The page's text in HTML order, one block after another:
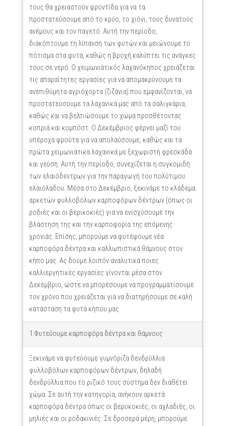
τους θα χρειαστούν φροντίδα για να τα
προστατεύσουμε από το κρύο, το χιόνι, τους δυνατούς
ανέμους και τον παγετό. Αυτή την περίοδο,
διακόπτουμε τη λίπανση των φυτών και μειώνουμε το
πότισμα στα φυτά, καθώς η βροχή καλύπτει τις ανάγκες
τους σε νερό. Ο χειμωνιάτικός λαχανόκηπος χρειάζεται
τις απαραίτητες εργασίες για να απομακρύνουμε τα
ανεπιθύμητα αγριόχορτα (ζιζάνια) που εμφανίζονται, να
προστατεύσουμε τα λαχανικά μας από τα σαλιγκάρια,
καθώς και να βελτιώσουμε το χώμα προσθέτοντας
κοπριά και κομπόστ. Ο Δεκέμβριος φέρνει μαζί του
υπέροχα φρούτα για να απολαύσουμε, καθώς και τα
πρώτα χειμωνιάτικα λαχανικά με ξεχωριστή φρεσκάδα
και γεύση. Αυτή την περίοδο, συνεχίζεται η συγκομιδή
των ελαιόδεντρων για την παραγωγή του πολύτιμου
ελαιόλαδου. Μέσα στο Δεκέμβριο, ξεκινάμε το κλάδεμα
αρκετών φυλλοβόλων καρποφόρων δέντρων (όπως οι
ροδιές και οι βερικοκιές) για να ενισχύσουμε την
βλάστηση της και την καρποφορία της επόμενης
χρονιάς. Επίσης, μπορούμε να φυτέψουμε νέα
καρποφόρα δέντρα και καλλωπιστικά θάμνους στον
κήπο μας. Ας δούμε λοιπόν αναλυτικά ποιες
καλλιεργητικές εργασίες γίνονται μέσα στον
Δεκέμβριο, ώστε να μπορέσουμε να προγραμματίσουμε
τον χρόνο που χρειάζεται για να διατηρήσουμε σε καλή
κατάσταση τα φυτά κήπου μας.
1.Φυτεύουμε καρποφόρα δέντρα και θάμνους
Ξεκινάμε να φυτεύουμε γυμνόριζα δενδρύλλια
φυλλοβόλων καρποφόρων δέντρων, δηλαδή
δενδρύλλια που το ριζικό τους σύστημα δεν διαθέτει
χώμα. Σε αυτή την κατηγορία, ανήκουν αρκετά
καρποφόρα δέντρα όπως οι βερυκοκιές, οι αχλαδιές, οι
μηλιές και οι ροδακινιές. Σε δροσερά μέρη, μπορούμε